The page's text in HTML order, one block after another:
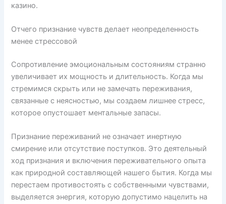
казино.
Отчего признание чувств делает неопределенность
менее стрессовой
Сопротивление эмоциональным состояниям странно
увеличивает их мощность и длительность. Когда мы
стремимся скрыть или не замечать переживания,
связанные с неясностью, мы создаем лишнее стресс,
которое опустошает ментальные запасы.
Признание переживаний не означает инертную
смирение или отсутствие поступков. Это деятельный
ход признания и включения переживательного опыта
как природной составляющей нашего бытия. Когда мы
перестаем противостоять с собственными чувствами,
выделяется энергия, которую допустимо нацелить на